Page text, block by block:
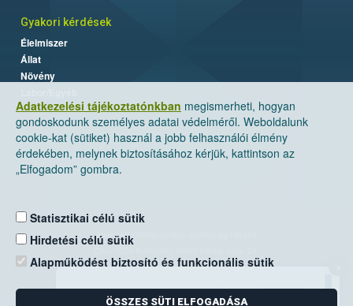
Adatkezelési tájékoztatónkban megismerheti, hogyan
gondoskodunk személyes adatai védelméről. Weboldalunk
cookie-kat (sütiket) használ a jobb felhasználói élmény
érdekében, melynek biztosításához kérjük, kattintson az
„Elfogadom” gombra.
Statisztikai célú sütik
Hirdetési célú sütik
Alapműködést biztosító és funkcionális sütik
ÖSSZES SÜTI ELFOGADÁSA
Gyakori kérdések
Élelmiszer
Állat
Növény
Nemzeti Élelmiszerlánc-biztonsági Hivatal
Levelezési cím: 1525 Budapest. Pf. 30.